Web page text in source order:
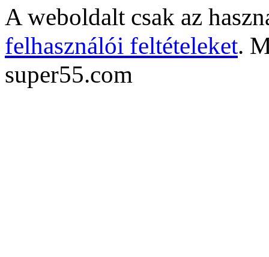
A weboldalt csak az
felhasználói feltételeket.
super55.com